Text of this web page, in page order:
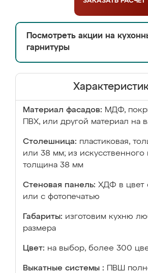
Посмотреть акции на
гарнитуры
Материал фасадов: МДФ,
ПВХ, или другой материал на
Столешница: пластиковая,
или 38 мм; из искусственного
толщина 38 мм
Стеновая панель: ХДФ в цвет
или с фотопечатью
Габариты: изготовим кухню
размера
Цвет: на выбор, более 300
Выкатные системы :
ПВШ